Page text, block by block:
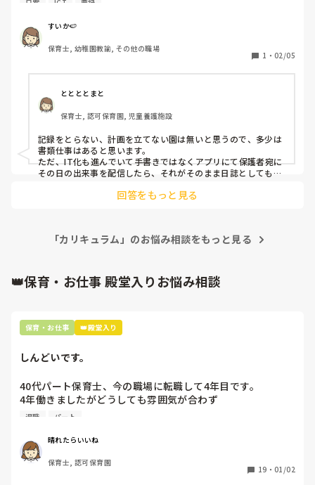
前職では幼稚園型こども園でしたが、連絡帳、年カリ、その
日やる事を書くのみの週案、月の目標のみを書く月案、要
録、面談児の個別書類、クラスだよりが主でした。
が、月案、日案、週案、年カリ、児童票、個別計画等もっと
細かく分かれている園も多いですよね。
実際に正社員若しくはフルパートの方で担任を持っていて書
類ほぼなし、簡易的な方はいますか？
日案 ICT 要録
すいか🍉
保育士, 幼稚園教諭, その他の職場
1 ・ 02/05
ととととまと
保育士, 認可保育園, 児童養護施設
記録をとらない、計画を立てない園は無いと思うので、多少は
書類仕事はあると思います。
ただ、IT化も進んでいて手書きではなくアプリにて保護者宛に
その日の出来事を配信したら、それがそのまま日誌としても保
うちの園でも週案は廃止されて月案のみでした。行事の指導案
回答をもっと見る
「カリキュラム」のお悩み相談をもっと見る
👑保育・お仕事 殿堂入りお悩み相談
保育・お仕事 👑殿堂入り
しんどいです。
40代パート保育士、今の職場に転職して4年目です。
4年働きましたがどうしても雰囲気が合わず
退職しようと思っています。
周りの職員は、勤続10年以上から何十年という先生がほとん
どです。
保護者子どもの愚痴悪口が多く、
退職 パート
晴れたらいいね
保育士, 認可保育園
19 ・ 01/02